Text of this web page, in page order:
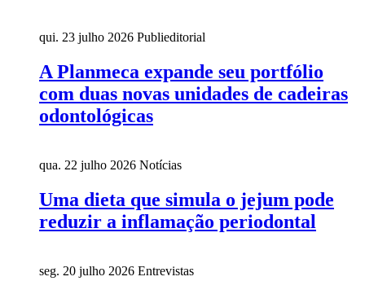
qui. 23 julho 2026 Publieditorial
A Planmeca expande seu portfólio
com duas novas unidades de cadeiras
odontológicas
qua. 22 julho 2026 Notícias
Uma dieta que simula o jejum pode
reduzir a inflamação periodontal
seg. 20 julho 2026 Entrevistas